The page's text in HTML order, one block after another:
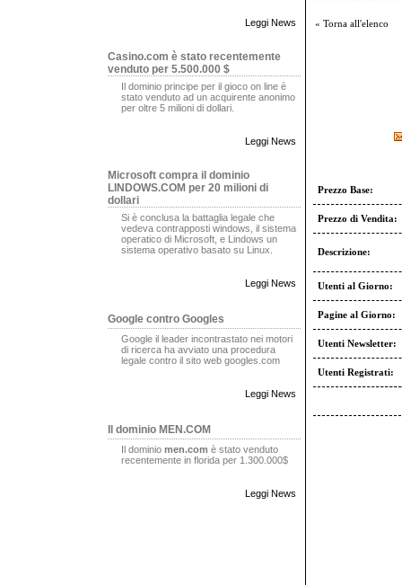
Leggi News
Casino.com è stato recentemente
venduto per 5.500.000 $
Il dominio principe per il gioco on line è
stato venduto ad un acquirente anonimo
per oltre 5 milioni di dollari.
Leggi News
Microsoft compra il dominio
LINDOWS.COM per 20 milioni di
dollari
Si è conclusa la battaglia legale che
vedeva contrapposti windows, il sistema
operatico di Microsoft, e Lindows un
sistema operativo basato su Linux.
Leggi News
Google contro Googles
Google il leader incontrastato nei motori
di ricerca ha avviato una procedura
legale contro il sito web googles.com
Leggi News
Il dominio MEN.COM
Il dominio men.com è stato venduto
recentemente in florida per 1.300.000$
Leggi News
« Torna all'elenco
Prezzo Base:
Prezzo di Vendita:
Descrizione:
Utenti al Giorno:
Pagine al Giorno:
Utenti Newsletter:
Utenti Registrati: